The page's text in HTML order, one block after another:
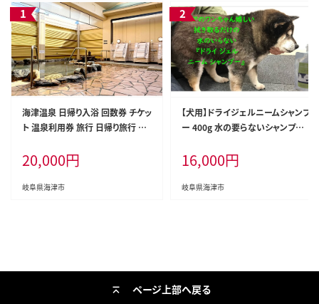
海津温泉 日帰り入浴 回数券 チケッ
ト 温泉利用券 旅行 日帰り旅行 癒
かけ 体験型
20,000円
岐阜県海津市
【犬用】ドライジェルニームシャンプ
ー 400g 水の要らないシャンプー
ト ドック 汚れ 落ちる 水なし シニ
ア 愛犬 愛犬家
16,000円
岐阜県海津市
ページ上部へ戻る